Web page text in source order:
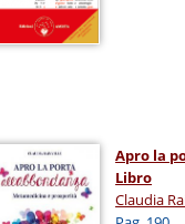
Apro la
Libro
Claudia